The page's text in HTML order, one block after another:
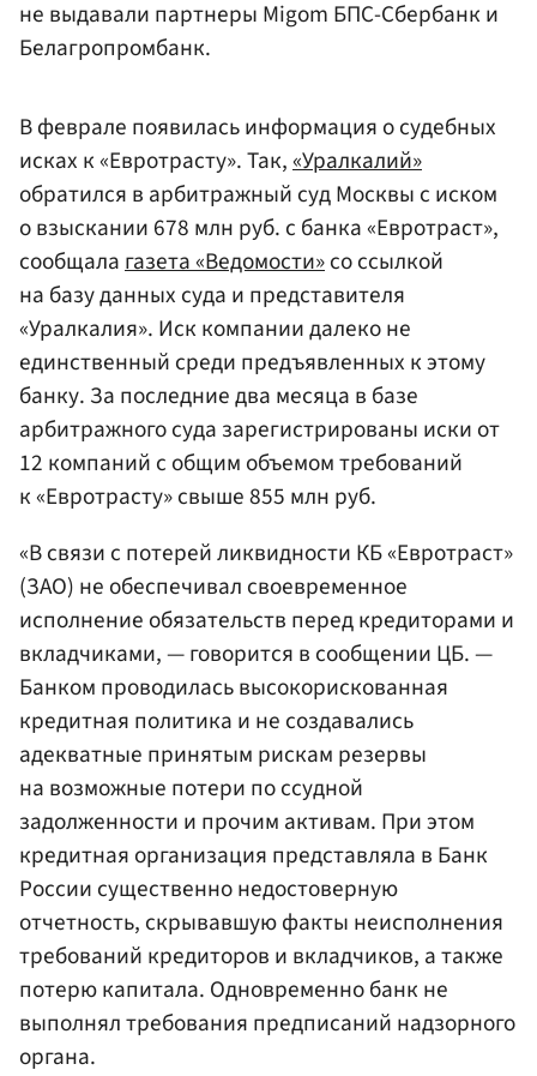
не выдавали партнеры Migom БПС-Сбербанк и
Белагропромбанк.
В феврале появилась информация о судебных
исках к «Евротрасту». Так,«Уралкалий»
обратился в арбитражный суд Москвы с иском
о взыскании 678 млн руб. с банка «Евротраст»,
сообщалагазета «Ведомости»со ссылкой
на базу данных суда и представителя
«Уралкалия». Иск компании далеко не
единственный среди предъявленных к этому
банку. За последние два месяца в базе
арбитражного суда зарегистрированы иски от
12 компаний с общим объемом требований
к «Евротрасту» свыше 855 млн руб.
«В связи с потерей ликвидности КБ «Евротраст»
(ЗАО) не обеспечивал своевременное
исполнение обязательств перед кредиторами и
вкладчиками, — говорится в сообщении ЦБ. —
Банком проводилась высокорискованная
кредитная политика и не создавались
адекватные принятым рискам резервы
на возможные потери по ссудной
задолженности и прочим активам. При этом
кредитная организация представляла в Банк
России существенно недостоверную
отчетность, скрывавшую факты неисполнения
требований кредиторов и вкладчиков, а также
потерю капитала. Одновременно банк не
выполнял требования предписаний надзорного
органа.